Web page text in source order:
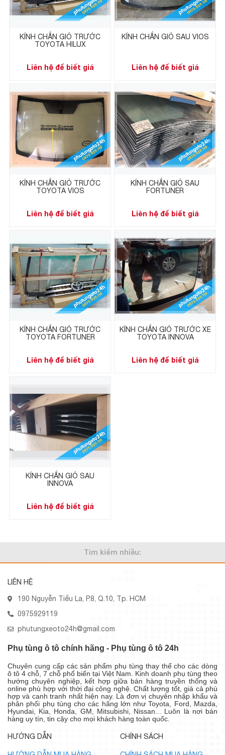
KÍNH CHẮN GIÓ TRƯỚC
TOYOTA HILUX
Liên hệ để biết giá
KÍNH CHẮN GIÓ SAU VIOS
Liên hệ để biết giá
KÍNH CHẮN GIÓ TRƯỚC
TOYOTA VIOS
Liên hệ để biết giá
KÍNH CHẮN GIÓ SAU
FORTUNER
Liên hệ để biết giá
KÍNH CHẮN GIÓ TRƯỚC
TOYOTA FORTUNER
Liên hệ để biết giá
KÍNH CHẮN GIÓ TRƯỚC XE
TOYOTA INNOVA
Liên hệ để biết giá
KÍNH CHẮN GIÓ SAU
INNOVA
Liên hệ để biết giá
Tìm kiếm nhiều:
LIÊN HỆ
190 Nguyễn Tiểu La, P.8, Q.10, Tp. HCM
0975929119
phutungxeoto24h@gmail.com
Phụ tùng ô tô chính hãng - Phụ tùng ô tô 24h
Chuyên cung cấp các sản phẩm phụ tùng thay thế cho các dòng
ô tô 4 chỗ, 7 chỗ phổ biến tại Việt Nam. Kinh doanh phụ tùng theo
hướng chuyên nghiệp, kết hợp giữa bán hàng truyền thống và
online phù hợp với thời đại công nghệ. Chất lượng tốt, giá cả phù
hợp và canh tranh nhất hiện nay. Là đơn vị chuyên nhập khẩu và
phân phối phụ tùng cho các hãng lớn như Toyota, Ford, Mazda,
Hyundai, Kia, Honda, GM, Mitsubishi, Nissan... Luôn là nơi bán
hàng uy tín, tin cậy cho mọi khách hàng toàn quốc.
HƯỚNG DẪN CHÍNH SÁCH